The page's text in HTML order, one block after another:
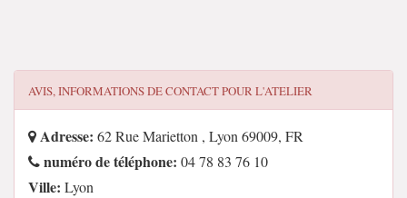
AVIS, INFORMATIONS DE CONTACT POURL'ATELIER
Adresse: 62 Rue Marietton , Lyon 69009, FR
numéro de téléphone: 04 78 83 76 10
Ville: Lyon